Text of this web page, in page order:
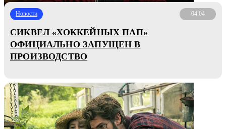
Новости 04.04
СИКВЕЛ «ХОККЕЙНЫХ ПАП»
ОФИЦИАЛЬНО ЗАПУЩЕН В
ПРОИЗВОДСТВО